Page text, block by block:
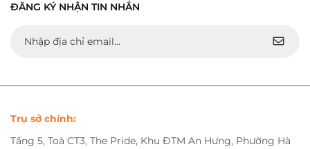
ĐĂNG KÝ NHẬN TIN NHẮN
Trụ sở chính:
Tầng 5, Toà CT3, The Pride, Khu ĐTM An Hưng, Phường Hà